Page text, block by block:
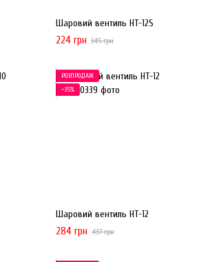
Шаровий вентиль HT-12S
224 грн 345 грн
РОЗПРОДАЖ
−35%
Шаровий вентиль HT-12
284 грн 437 грн